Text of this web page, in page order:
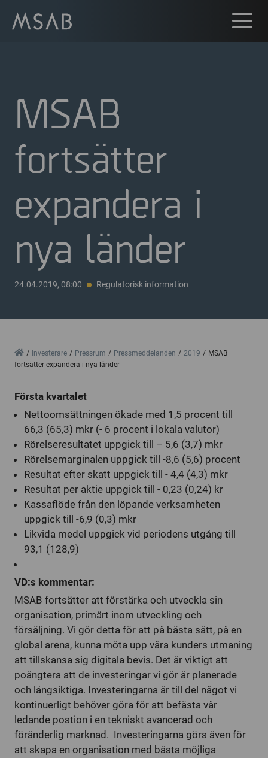
MSAB
fortsätter
expandera i
nya länder
24.04.2019, 08:00 Regulatorisk information
HomeInvesterare Pressrum Pressmeddelanden 2019
MSAB
fortsätter expandera i nya länder
Första kvartalet
Nettoomsättningen ökade med 1,5 procent till
66,3 (65,3) mkr (- 6 procent i lokala valutor)
Rörelseresultatet uppgick till – 5,6 (3,7) mkr
Rörelsemarginalen uppgick till -8,6 (5,6) procent
Resultat efter skatt uppgick till - 4,4 (4,3) mkr
Resultat per aktie uppgick till - 0,23 (0,24) kr
Kassaflöde från den löpande verksamheten
uppgick till -6,9 (0,3) mkr
Likvida medel uppgick vid periodens utgång till
93,1 (128,9)
VD:s kommentar:
MSAB fortsätter att förstärka och utveckla sin
organisation, primärt inom utveckling och
försäljning. Vi gör detta för att på bästa sätt, på en
global arena, kunna möta upp våra kunders utmaning
att tillskansa sig digitala bevis. Det är viktigt att
poängtera att de investeringar vi gör är planerade
och långsiktiga. Investeringarna är till del något vi
kontinuerligt behöver göra för att befästa vår
ledande postion i en tekniskt avancerad och
föränderlig marknad. Investeringarna görs även för
att skapa en organisation med bästa möjliga